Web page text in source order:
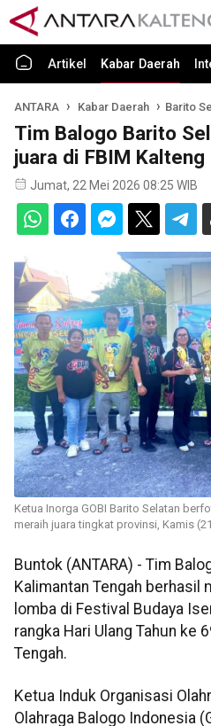
Artikel Kabar Daerah
ANTARA Kabar Daerah Barito
Tim Balogo Barito
juara di FBIM Kalteng
Jumat, 22 Mei 2026 08:25 WIB
Ketua Inorga GOBI Barito Selatan
meraih juara tingkat provinsi, Kamis
Buntok (ANTARA) - Tim
Kalimantan Tengah berhasil
lomba di Festival Budaya
rangka Hari Ulang Tahun ke
Tengah.
Ketua Induk Organisasi
Olahraga Balogo Indonesia